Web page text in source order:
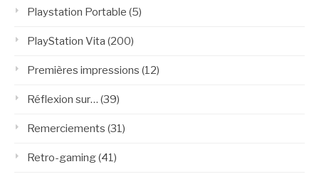
Playstation Portable (5)
PlayStation Vita (200)
Premières impressions (12)
Réflexion sur… (39)
Remerciements (31)
Retro-gaming(41)